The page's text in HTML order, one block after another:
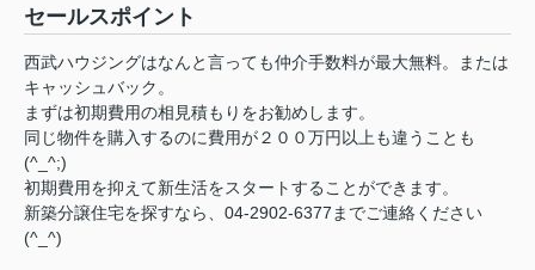
セールスポイント
西武ハウジングはなんと言っても仲介手数料が最大無料。または
キャッシュバック。
まずは初期費用の相見積もりをお勧めします。
同じ物件を購入するのに費用が２００万円以上も違うことも
(^_^;)
初期費用を抑えて新生活をスタートすることができます。
新築分譲住宅を探すなら、04-2902-6377までご連絡ください
(^_^)